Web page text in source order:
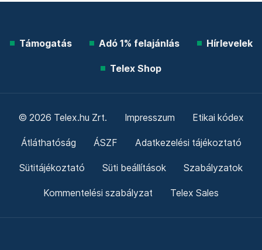
Támogatás Adó 1% felajánlás Hírlevelek
Telex Shop
© 2026 Telex.hu Zrt. Impresszum Etikai kódex
Átláthatóság ÁSZF Adatkezelési tájékoztató
Sütitájékoztató Süti beállítások Szabályzatok
Kommentelési szabályzat Telex Sales